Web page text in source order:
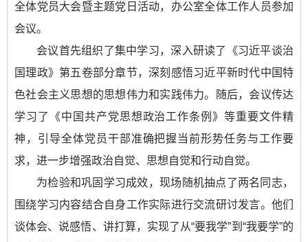
全体党员大会暨主题党日活动，办公室全体工作人员参加
会议。
会议首先组织了集中学习，深入研读了《习近平谈治
国理政》第五卷部分章节，深刻感悟习近平新时代中国特
色社会主义思想的思想伟力和实践伟力。随后，会议传达
学习了《中国共产党思想政治工作条例》等重要文件精
神，引导全体党员干部准确把握当前形势任务与工作要
求，进一步增强政治自觉、思想自觉和行动自觉。
为检验和巩固学习成效，现场随机抽点了两名同志，
围绕学习内容结合自身工作实际进行交流研讨发言。他们
谈体会、说感悟、讲打算，实现了从“要我学”到“我要学”的